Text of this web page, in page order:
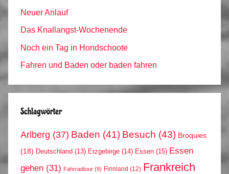
Neuer Anlauf
Das Knallangst-Wochenende
Noch ein Tag in Hondschoote
Fahren und Baden oder baden fahren
Schlagwörter
Arlberg (37) Baden (41) Besuch (43) Broquies
(18) Deutschland (13) Erzgebirge (14) Essen (15) Essen
gehen (31) Fahrradtour (9) Finnland (12) Frankreich